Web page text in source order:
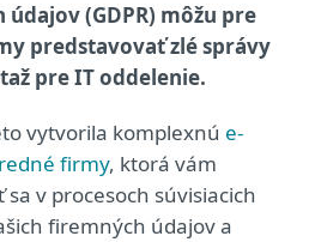
(GDPR) môžu pre
predstavovať zlé správy
pre IT oddelenie.
vytvorila komplexnú e-
firmy, ktorá vám
v procesoch súvisiacich
firemných údajov a